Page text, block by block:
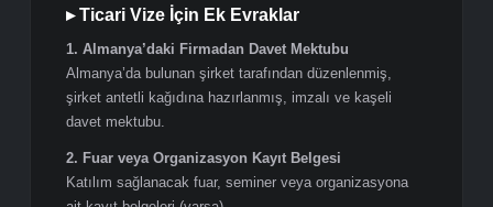
5. Şirket Evrakları
Faaliyet Belgesi
Vergi Levhası
Ticaret Sicil Gazetesi
İmza Sirküleri